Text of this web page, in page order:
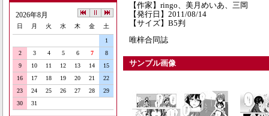
2026年8月
日 月 火 水 木 金 土
1
2
3 4 5 6 7
8
9
10 11 12 13 14
15
16
17 18 19 20 21
22
23
24 25 26 27 28
29
30
31
【作家】ringo、美月めいあ、三岡
【発行日】2011/08/14
【サイズ】B5判
唯梓合同誌
サンプル画像